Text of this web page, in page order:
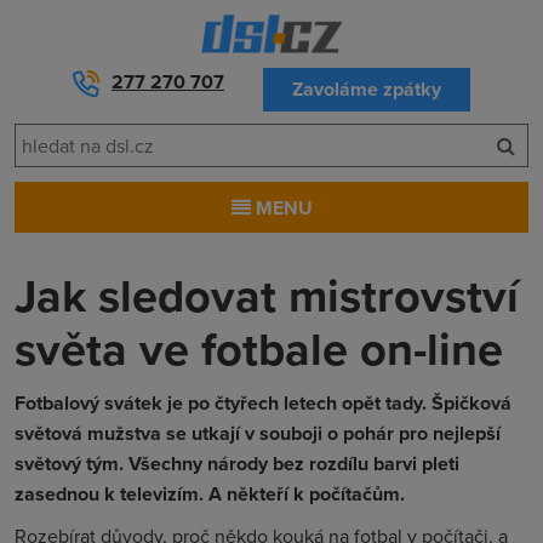
277 270 707 Zavoláme zpátky
MENU
Jak sledovat mistrovství
světa ve fotbale on-line
Fotbalový svátek je po čtyřech letech opět tady. Špičková
světová mužstva se utkají v souboji o pohár pro nejlepší
světový tým. Všechny národy bez rozdílu barvi pleti
zasednou k televizím. A někteří k počítačům.
Rozebírat důvody, proč někdo kouká na fotbal v počítači, a